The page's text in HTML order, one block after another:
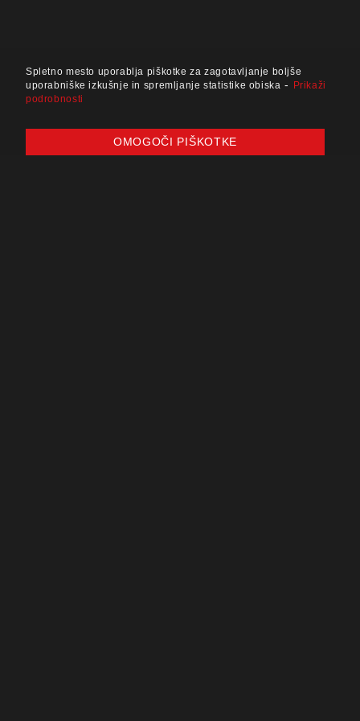
Spletno mesto uporablja piškotke za zagotavljanje boljše
uporabniške izkušnje in spremljanje statistike obiska -
Prikaži
podrobnosti
OMOGOČI PIŠKOTKE